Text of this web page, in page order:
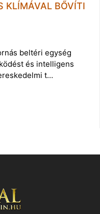
KLÍMÁVAL BŐVÍTI
beltéri egység
és intelligens
t…